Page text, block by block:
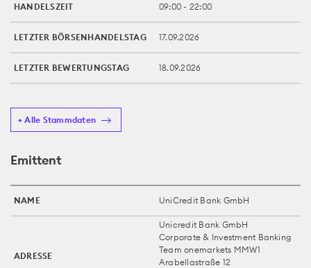
HANDELSZEIT 09:00 - 22:00
LETZTER BÖRSENHANDELSTAG 17.09.2026
LETZTER BEWERTUNGSTAG 18.09.2026
+ Alle Stammdaten
Emittent
NAME UniCredit Bank GmbH
ADRESSE
Unicredit Bank GmbH
Corporate & Investment Banking
Team onemarkets MMW1
Arabellastraße 12